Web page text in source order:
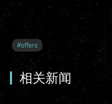
#offers
相关新闻